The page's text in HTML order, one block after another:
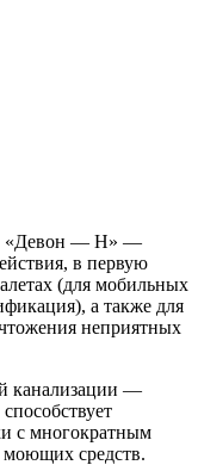
«Девон — Н» —
в первую
(для мобильных
а также для
неприятных
канализации —
с многократным
моющих средств.